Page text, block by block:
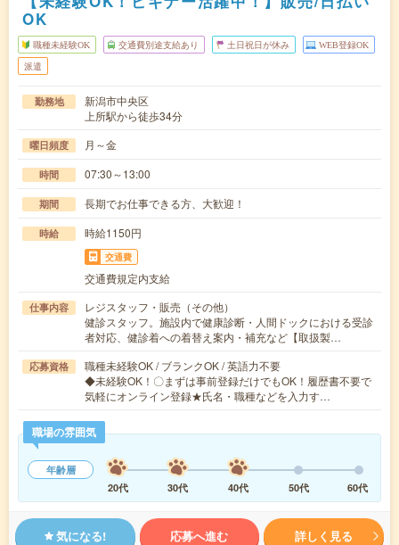
OK
職種未経験OK 交通費別途支給あり 土日祝日が休み WEB登録OK
派遣
勤務地
新潟市中央区
上所駅から徒歩34分
曜日頻度 月～金
時間 07:30～13:00
期間 長期でお仕事できる方、大歓迎！
時給 時給1150円
交通費
交通費規定内支給
仕事内容
レジスタッフ・販売（その他）
健診スタッフ。施設内で健康診断・人間ドックにおける受診
者対応、健診着への着替え案内・補充など【取扱製…
応募資格
職種未経験OK / ブランクOK / 英語力不要
◆未経験OK！〇まずは事前登録だけでもOK！履歴書不要で
気軽にオンライン登録★氏名・職種などを入力す…
職場の雰囲気
年齢層
20代
30代 40代 50代 60代
気になる! 応募へ進む 詳しく見る